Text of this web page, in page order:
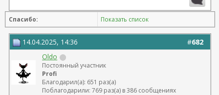
Спасибо: Показать список
#682
14.04.2025, 14:36
Oldo
Постоянный участник
Profi
Благодарил(а): 651 раз(а)
Поблагодарили: 769 раз(а) в 386 сообщениях